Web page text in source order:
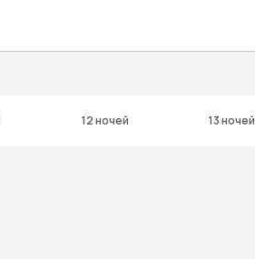
12 ночей 13 ночей